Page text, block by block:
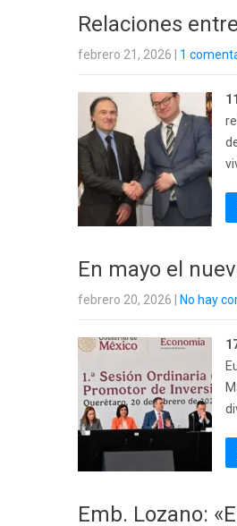
Relaciones
febrero 21, 2026 1
En mayo el
febrero 20, 2026 No hay
Emb. Lozano: